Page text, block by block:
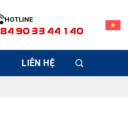
HOTLINE
90 33 44 140
LIÊN HỆ